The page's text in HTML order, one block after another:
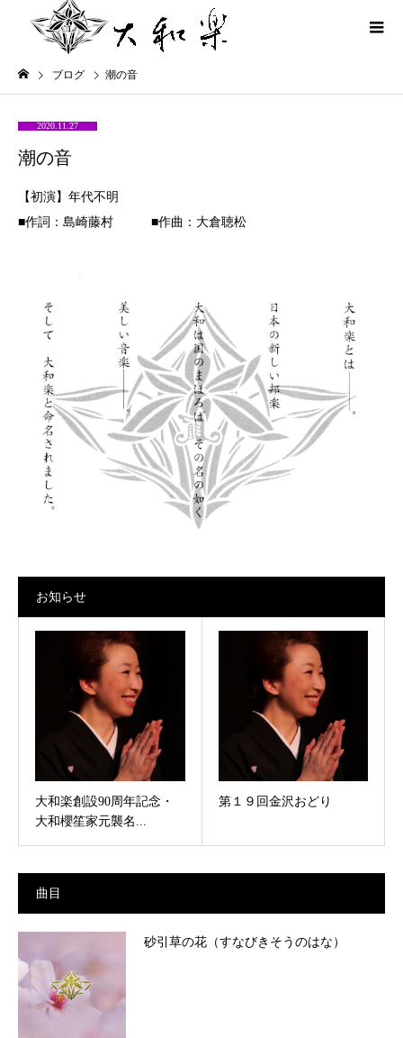
ブログ 潮の音
2020.11.27
潮の音
【初演】年代不明
■作詞：島崎藤村 ■作曲：大倉聴松
お知らせ
大和楽創設90周年記念・
大和櫻笙家元襲名...
第１９回金沢おどり
曲目
砂引草の花（すなびきそうのはな）